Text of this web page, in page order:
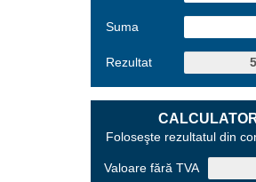
Suma
Rezultat
Foloseşte rezultatul din
Valoare fără TVA